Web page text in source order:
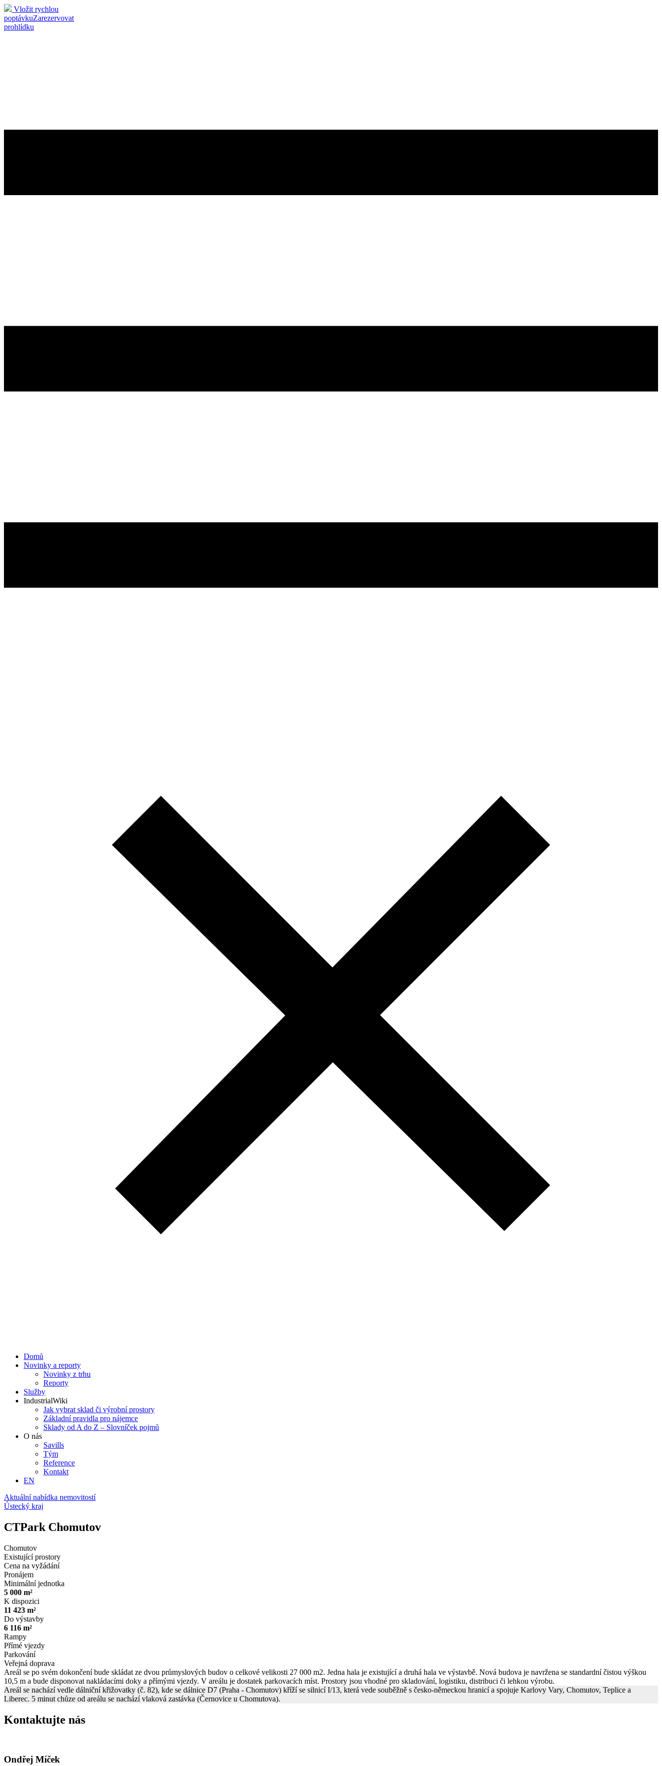
Vložit rychlou
poptávkuZarezervovat
prohlídku
Domů
Novinky a reporty
Novinky z trhu
Reporty
Služby
IndustrialWiki
Jak vybrat sklad či výrobní prostory
Základní pravidla pro nájemce
Sklady od A do Z – Slovníček pojmů
O nás
Savills
Tým
Reference
Kontakt​
EN
Aktuální nabídka nemovitostí
Ústecký kraj
CTPark Chomutov
Chomutov
Existující prostory
Cena na vyžádání
Pronájem
Minimální jednotka
5 000 m²
K dispozici
11 423 m²
Do výstavby
6 116 m²
Rampy
Přímé vjezdy
Parkování
Veřejná doprava
Areál se po svém dokončení bude skládat ze dvou průmyslových budov o celkové velikosti 27 000 m2. Jedna hala je existující a druhá hala ve výstavbě. Nová budova je navržena se standardní čistou výškou
10,5 m a bude disponovat nakládacími doky a přímými vjezdy. V areálu je dostatek parkovacích míst. Prostory jsou vhodné pro skladování, logistiku, distribuci či lehkou výrobu.
Areál se nachází vedle dálniční křižovatky (č. 82), kde se dálnice D7 (Praha - Chomutov) kříží se silnicí I/13, která vede souběžně s česko-německou hranicí a spojuje Karlovy Vary, Chomutov, Teplice a
Liberec. 5 minut chůze od areálu se nachází vlaková zastávka (Černovice u Chomutova).
Kontaktujte nás
Ondřej Míček